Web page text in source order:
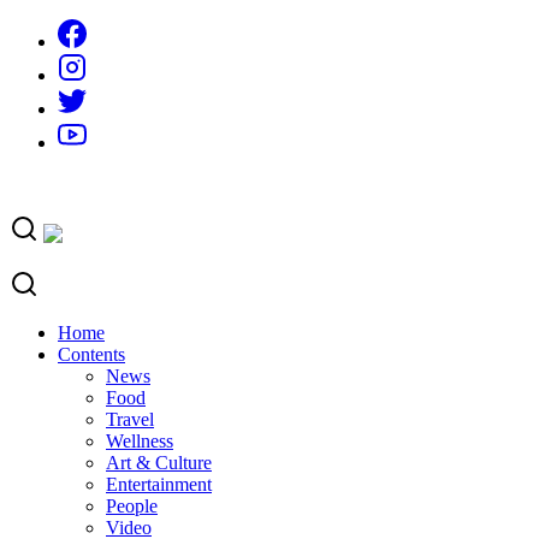
content
Home
Contents
News
Food
Travel
Wellness
Art & Culture
Entertainment
People
Video